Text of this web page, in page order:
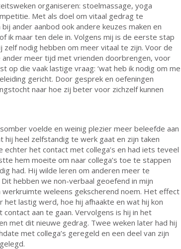
organiseren: stoelmassage, yoga
Met als doel om vitaal gedrag te
ander aanbod ook andere keuzes maken en
ik maar ten dele in. Volgens mij is de eerste stap
nodig hebben om meer vitaal te zijn. Voor de
meer tijd met vrienden doorbrengen, voor
op die vaak lastige vraag: ‘wat heb ik nodig om me
gericht. Door gesprek en oefeningen
naar hoe zij beter voor zichzelf kunnen
voelde en weinig plezier meer beleefde aan
hij heel zelfstandig te werk gaat en zijn taken
echter het contact met collega’s en had iets teveel
hem moeite om naar collega’s toe te stappen
had. Hij wilde leren om anderen meer te
hebben we non-verbaal geoefend in mijn
weleens gekscherend noem. Het effect
het lastig werd, hoe hij afhaakte en wat hij kon
aan te gaan. Vervolgens is hij in het
met dit nieuwe gedrag. Twee weken later had hij
met collega’s geregeld en een deel van zijn